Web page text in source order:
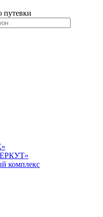
путевки
комплекс